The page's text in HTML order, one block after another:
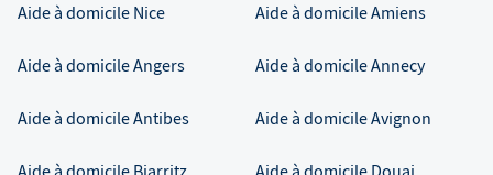
Aide à domicile Nice Aide à domicileAmiens
Aide à domicileAngers Aide à domicileAnnecy
Aide à domicileAntibes Aide à domicileAvignon